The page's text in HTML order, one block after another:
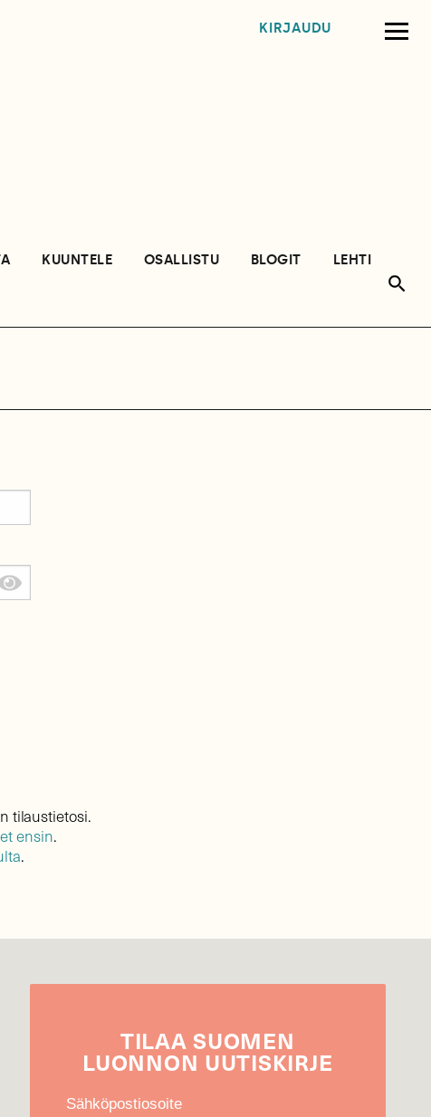
KIRJAUDU
KUUNTELE OSALLISTU BLOGIT
LEHTI
tilaustietosi.
ensin.
.
TILAASUOMEN
LUONNON UUTIS­KIRJE
Sähköpostiosoite